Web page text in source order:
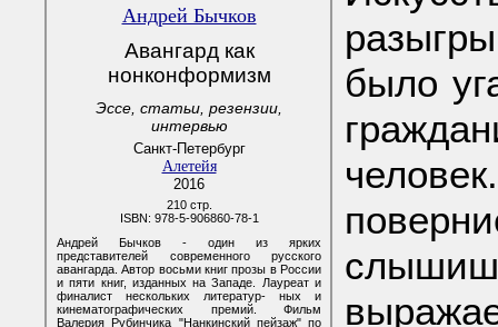
Андрей Бычков
Авангард как
нонконформизм
Эссе, статьи, резензии,
интервью
Санкт-Петербург
Алетейя
2016
210 стр.
ISBN: 978-5-906860-78-1
Андрей Бычков - один из ярких
представителей современного русского
авангарда. Автор восьми книг прозы в России
и пяти книг, изданных на Западе. Лауреат и
финалист нескольких литератур- ных и
кинематографических премий. Фильм
Валерия Рубинчика "Нанкинский пейзаж" по
было